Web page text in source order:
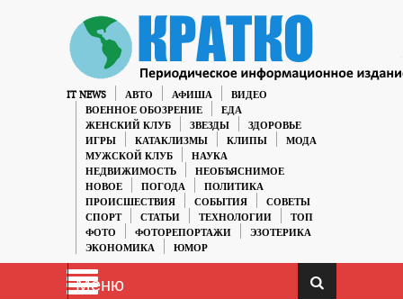
IT NEWS АВТО АФИША
ВИДЕО
ВОЕННОЕ ОБОЗРЕНИЕ
ЕДА
ЖЕНСКИЙ КЛУБ
ЗВЕЗДЫ
ЗДОРОВЬЕ
ИГРЫ
КАТАКЛИЗМЫ КЛИПЫ
МОДА
МУЖСКОЙ КЛУБ
НАУКА
НЕДВИЖИМОСТЬ
НЕОБЪЯСНИМОЕ
НОВОЕ
ПОГОДА
ПОЛИТИКА
ПРОИСШЕСТВИЯ
СОБЫТИЯ
СОВЕТЫ
СПОРТ
СТАТЬИ ТЕХНОЛОГИИ
ТОП
ФОТО
ФОТОРЕПОРТАЖИ
ЭЗОТЕРИКА
ЭКОНОМИКА
ЮМОР
Меню